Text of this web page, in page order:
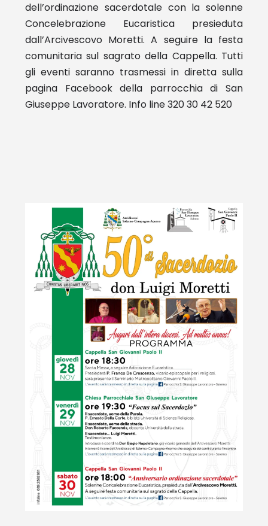
dell’ordinazione sacerdotale con la solenne
Concelebrazione Eucaristica presieduta
dall’Arcivescovo Moretti. A seguire la festa
comunitaria sul sagrato della Cappella. Tutti
gli eventi saranno trasmessi in diretta sulla
pagina Facebook della parrocchia di San
Giuseppe Lavoratore. Info line 320 30 42 520